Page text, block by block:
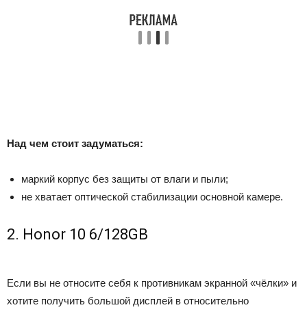
Над чем стоит задуматься:
маркий корпус без защиты от влаги и пыли;
не хватает оптической стабилизации основной камере.
2. Honor 10 6/128GB
Если вы не относите себя к противникам экранной «чёлки» и
хотите получить большой дисплей в относительно